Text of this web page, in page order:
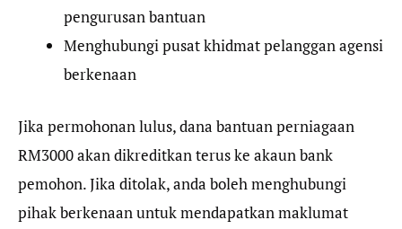
pengurusan bantuan
Menghubungi pusat khidmat pelanggan agensi
berkenaan
Jika permohonan lulus, dana bantuan perniagaan
RM3000 akan dikreditkan terus ke akaun bank
pemohon. Jika ditolak, anda boleh menghubungi
pihak berkenaan untuk mendapatkan maklumat